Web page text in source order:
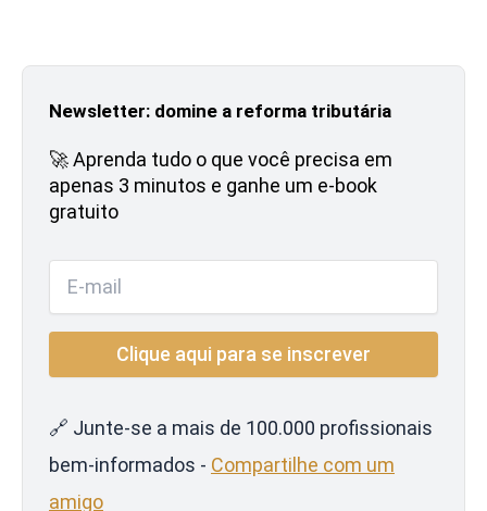
Newsletter: domine a reforma tributária
🚀 Aprenda tudo o que você precisa em
apenas 3 minutos e ganhe um e-book
gratuito
🔗 Junte-se a mais de 100.000 profissionais
bem-informados - Compartilhe com um
amigo